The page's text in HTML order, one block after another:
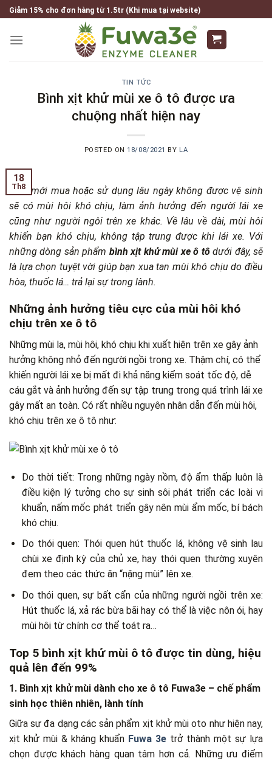
Skip
to
content
Giảm 15% cho đơn hàng từ 1.5tr (Khi mua tại website)
TIN TỨC
Bình xịt khử mùi xe ô tô được ưa
chuộng nhất hiện nay
POSTED ON18/08/2021 BY LA
18
Th8
Ô tô mới mua hoặc sử dụng lâu ngày không được vệ sinh
sẽ có mùi hôi khó chịu, làm ảnh hưởng đến người lái xe
cũng như người ngôi trên xe khác. Về lâu về dài, mùi hôi
khiến bạn khó chịu, không tập trung được khi lái xe. Với
những dòng sản phẩm bình xịt khử mùi xe ô tôdưới đây, sẽ
là lựa chọn tuyệt vời giúp bạn xua tan mùi khó chịu do điều
hòa, thuốc lá… trả lại sự trong lành.
Những ảnh hưởng tiêu cực của mùi hôi khó
chịu trên xe ô tô
Những mùi lạ, mùi hôi, khó chịu khi xuất hiện trên xe gây ảnh
hưởng không nhỏ đến người ngồi trong xe. Thậm chí, có thể
khiến người lái xe bị mất đi khả năng kiểm soát tốc độ, dễ
cáu gắt và ảnh hưởng đến sự tập trung trong quá trình lái xe
gây mất an toàn. Có rất nhiều nguyên nhân dẫn đến mùi hôi,
khó chịu trên xe ô tô như:
Do thời tiết: Trong những ngày nồm, độ ẩm thấp luôn là
điều kiện lý tưởng cho sự sinh sôi phát triển các loài vi
khuẩn, nấm mốc phát triển gây nên mùi ẩm mốc, bí bách
khó chịu.
Do thói quen: Thói quen hút thuốc lá, không vệ sinh lau
chùi xe định kỳ của chủ xe, hay thói quen thường xuyên
đem theo các thức ăn “nặng mùi” lên xe.
Do thói quen, sự bất cẩn của những người ngồi trên xe:
Hút thuốc lá, xả rác bừa bãi hay có thể là việc nôn ói, hay
mùi hôi từ chính cơ thể toát ra…
Top 5 bình xịt khử mùi ô tô được tin dùng, hiệu
quả lên đến 99%
1. Bình xịt khử mùi dành cho xe ô tô Fuwa3e – chế phẩm
sinh học thiên nhiên, lành tính
Giữa sự đa dạng các sản phẩm xịt khử mùi oto như hiện nay,
xịt khử mùi & kháng khuẩn Fuwa 3e trở thành một sự lựa
chọn được khách hàng quan tâm hơn cả. Những ưu điểm